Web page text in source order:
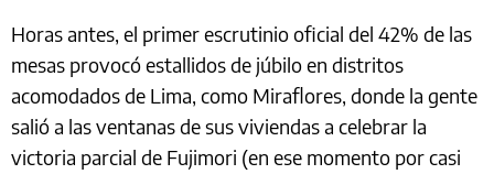
Horas antes, el primer escrutinio oficial del 42% de las
mesas provocó estallidos de júbilo en distritos
acomodados de Lima, como Miraflores, donde la gente
salió a las ventanas de sus viviendas a celebrar la
victoria parcial de Fujimori (en ese momento por casi